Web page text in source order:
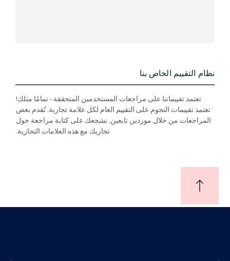
نظام التقييم الخاص بنا
تعتمد تقييماتنا على مراجعات المستخدمين المتحققة - تمامًا مثلك!
تعتمد تقييمات النجوم على التقييم العام لكل علامة تجارية. تُقدم بعض
المراجعات من خلال موردين تابعين. نشجعك على كتابة مراجعة حول
تجاربك مع هذه العلامات التجارية.